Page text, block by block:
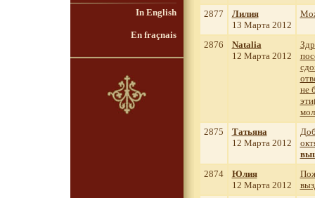
In English
En fraçnais
2877
Лилия
13 Марта 2012
2876
Natalia
12 Марта 2012
не
2875
Татьяна
12 Марта 2012
2874
Юлия
12 Марта 2012